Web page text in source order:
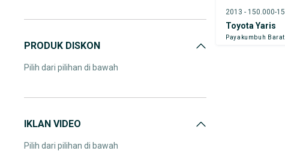
PRODUK DISKON
Pilih dari pilihan di bawah
IKLAN VIDEO
Pilih dari pilihan di bawah
Toyota Yaris
Payakumbuh Barat